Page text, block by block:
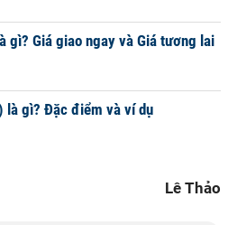
gì? Giá giao ngay và Giá tương lai
là gì? Đặc điểm và ví dụ
Lê Thảo